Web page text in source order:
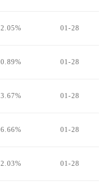
2.05% 01-28
0.89% 01-28
3.67% 01-28
6.66% 01-28
2.03% 01-28